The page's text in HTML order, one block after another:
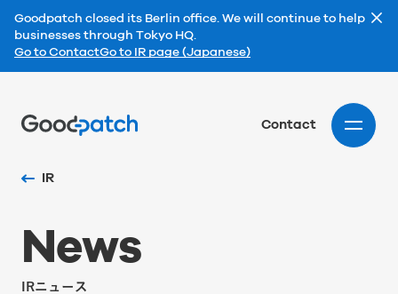
Goodpatch closed its Berlin office. We will continue to help
businesses through Tokyo HQ.
Go to ContactGo to IR page (Japanese)
Contact
IR
News
IRニュース